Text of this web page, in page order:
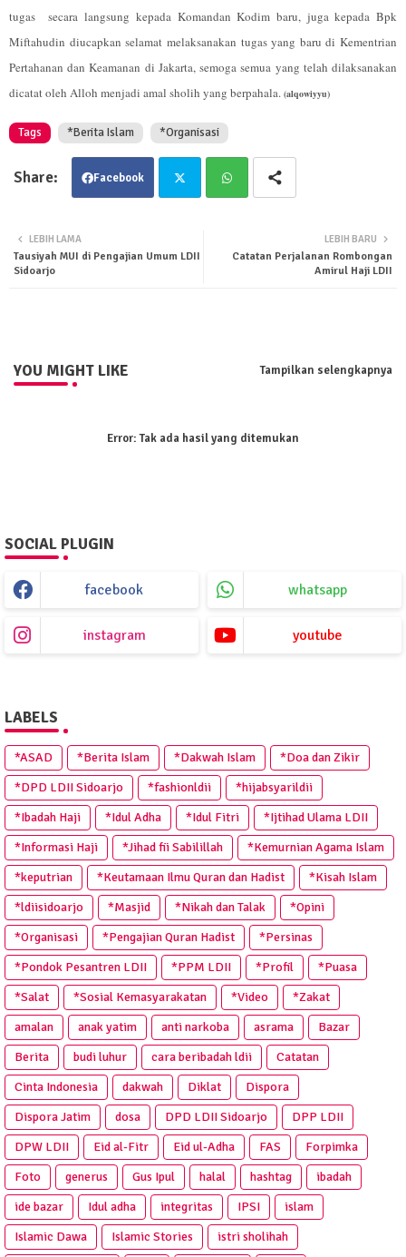
tugas secara langsung kepada Komandan Kodim baru, juga kepada Bpk
Miftahudin diucapkan selamat melaksanakan tugas yang baru di Kementrian
Pertahanan dan Keamanan di Jakarta, semoga semua yang telah dilaksanakan
dicatat oleh Alloh menjadi amal sholih yang berpahala. (alqowiyyu)
Tags *Berita Islam *Organisasi
Facebook
ter tsa
LEBIH BARU
Catatan Perjalanan Rombongan
Amirul Haji LDII
LEBIH LAMA
Tausiyah MUI di Pengajian Umum LDII
Sidoarjo
YOU MIGHT LIKE Tampilkan selengkapnya
Error:Tak ada hasil yang ditemukan
SOCIAL PLUGIN
facebook whatsapp
instagram youtube
LABELS
*ASAD *Berita Islam *Dakwah Islam
*Doa dan Zikir
*DPD LDII Sidoarjo
*fashionldii
*hijabsyarildii
*Ibadah Haji
*Idul Adha *Idul Fitri
*Ijtihad Ulama LDII
*Informasi Haji
*Jihad fii Sabilillah
*Kemurnian Agama Islam
*keputrian
*Keutamaan Ilmu Quran dan Hadist
*Kisah Islam
*ldiisidoarjo
*Masjid *Nikah dan Talak
*Opini
*Organisasi
*Pengajian Quran Hadist
*Persinas
*Pondok Pesantren LDII
*PPM LDII *Profil
*Puasa
*Salat
*Sosial Kemasyarakatan *Video
*Zakat
amalan
anak yatim anti narkoba asrama
Bazar
Berita
budi luhur cara beribadah ldii
Catatan
Cinta Indonesia
dakwah Diklat
Dispora
Dispora Jatim
dosa DPD LDII Sidoarjo
DPP LDII
DPW LDII
Eid al-Fitr Eid ul-Adha FAS
Forpimka
Foto
generus Gus Ipul halal hashtag
ibadah
ide bazar
Idul adha integritas IPSI
islam
Islamic Dawa
Islamic Stories istri sholihah